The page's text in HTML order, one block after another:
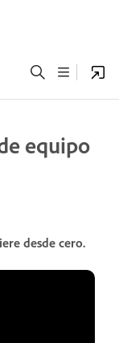
equipo
desde cero.